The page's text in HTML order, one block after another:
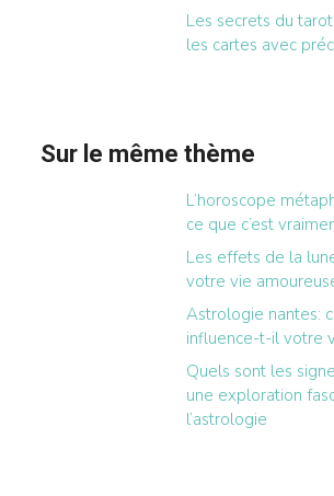
Les secrets du
les cartes avec
Sur le même thème
L’horoscope
ce que c’est
Les effets de la
votre vie
Astrologie nantes:
influence-t-il votre
Quels sont les
une exploration
l’astrologie